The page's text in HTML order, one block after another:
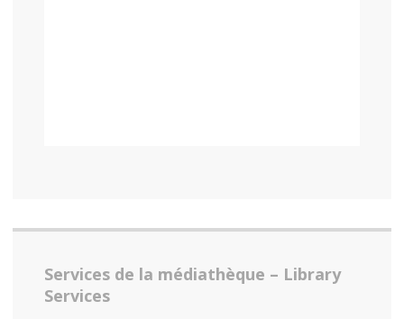
Services de la médiathèque – Library
Services